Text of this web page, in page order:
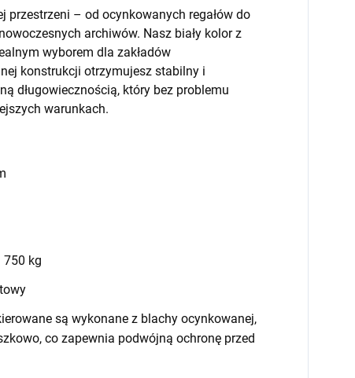
przestrzeni – od ocynkowanych regałów do
archiwów. Nasz biały kolor z
wyborem dla zakładów
konstrukcji otrzymujesz stabilny i
długowiecznością, który bez problemu
warunkach.
750 kg
są wykonane z blachy ocynkowanej,
co zapewnia podwójną ochronę przed